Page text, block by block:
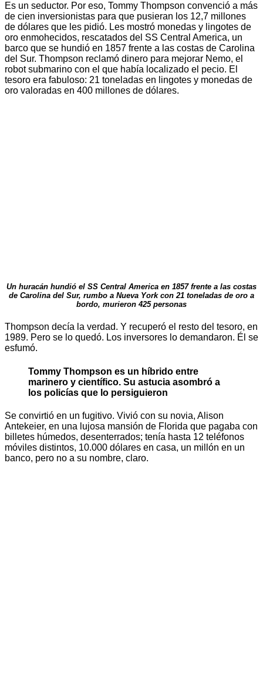
Es un seductor. Por eso, Tommy Thompson convenció a más
de cien inversionistas para que pusieran los 12,7 millones
de dólares que les pidió. Les mostró monedas y lingotes de
oro enmohecidos, rescatados del SS Central America, un
barco que se hundió en 1857 frente a las costas de Carolina
del Sur. Thompson reclamó dinero para mejorar Nemo, el
robot submarino con el que había localizado el pecio. El
tesoro era fabuloso: 21 toneladas en lingotes y monedas de
oro valoradas en 400 millones de dólares.
Un huracán hundió el SS Central America en 1857 frente a las costas
de Carolina del Sur, rumbo a Nueva York con 21 toneladas de oro a
bordo, murieron 425 personas
Thompson decía la verdad. Y recuperó el resto del tesoro, en
1989. Pero se lo quedó. Los inversores lo demandaron. Él se
esfumó.
Tommy Thompson es un híbrido entre
marinero y científico. Su astucia asombró a
los policías que lo persiguieron
Se convirtió en un fugitivo. Vivió con su novia, Alison
Antekeier, en una lujosa mansión de Florida que pagaba con
billetes húmedos, desenterrados; tenía hasta 12 teléfonos
móviles distintos, 10.000 dólares en casa, un millón en un
banco, pero no a su nombre, claro.